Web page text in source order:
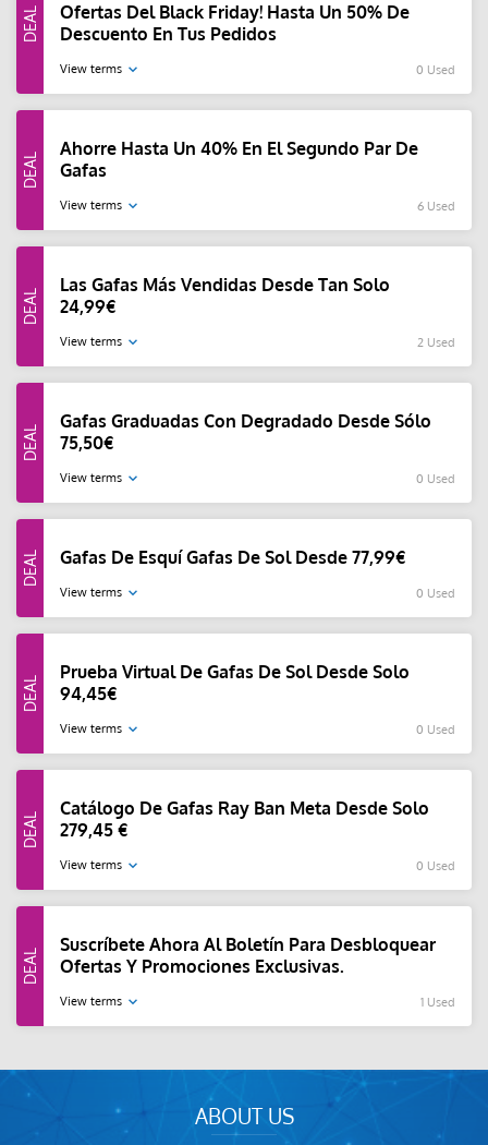
Ofertas Del Black Friday! Hasta Un 50% De
Descuento En Tus Pedidos
View terms 0 Used
Ahorre Hasta Un 40% En El Segundo Par De
Gafas
View terms 6 Used
Las Gafas Más Vendidas Desde Tan Solo
24,99€
View terms 2 Used
Gafas Graduadas Con Degradado Desde Sólo
75,50€
View terms 0 Used
Gafas De Esquí Gafas De Sol Desde 77,99€
View terms 0 Used
Prueba Virtual De Gafas De Sol Desde Solo
94,45€
View terms 0 Used
Catálogo De Gafas Ray Ban Meta Desde Solo
279,45 €
View terms 0 Used
Suscríbete Ahora Al Boletín Para Desbloquear
Ofertas Y Promociones Exclusivas.
View terms 1 Used
ABOUT US